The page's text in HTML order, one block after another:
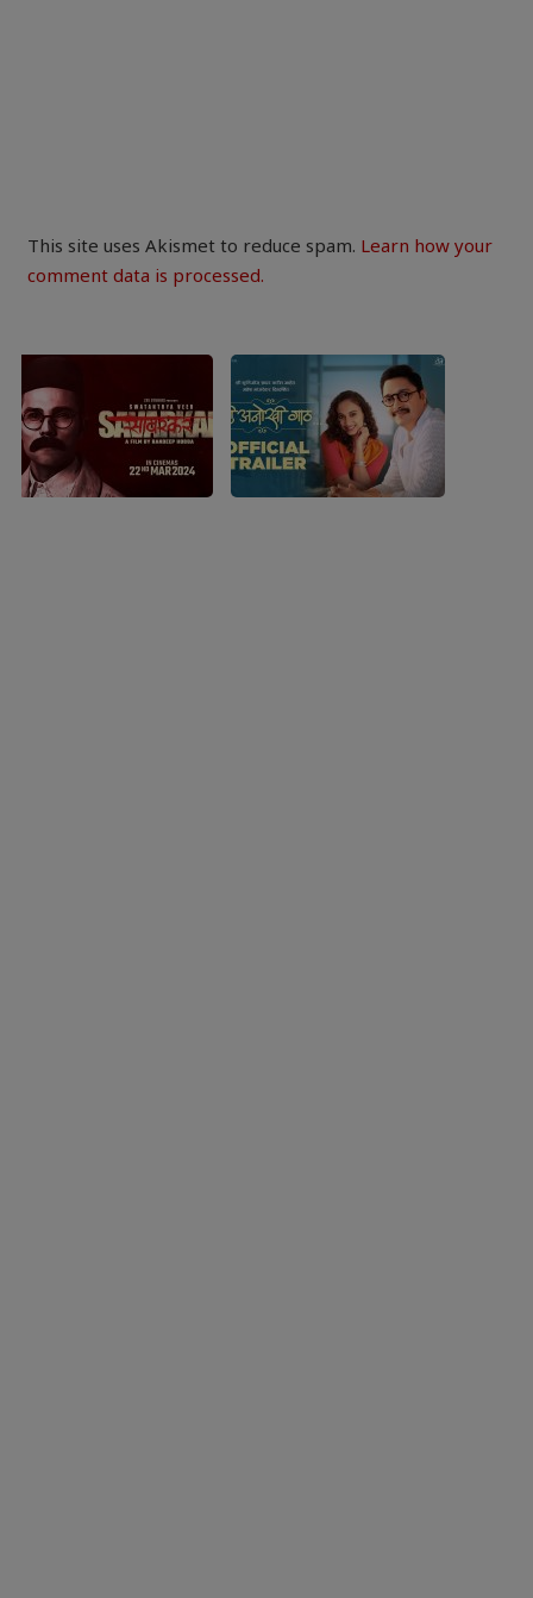
This site uses Akismet to reduce spam. Learn how your
comment data is processed.